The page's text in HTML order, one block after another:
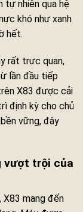
tự nhiên qua hệ
khó như xanh
hết.
rất trực quan,
lần đầu tiếp
X83 được cải
định kỳ cho chủ
vững, đây
vượt trội của
X83 mang đến